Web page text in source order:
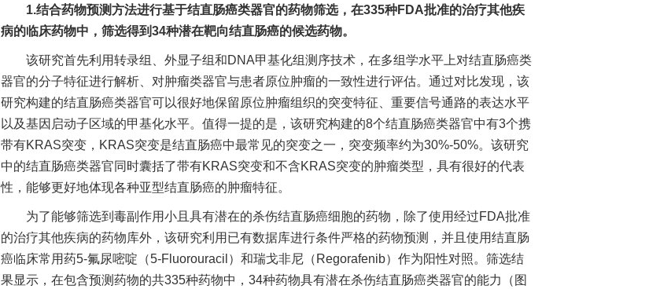
1.结合药物预测方法进行基于结直肠癌类器官的药物筛选，在335种FDA批准的治疗其他疾
病的临床药物中，筛选得到34种潜在靶向结直肠癌的候选药物。
该研究首先利用转录组、外显子组和DNA甲基化组测序技术，在多组学水平上对结直肠癌类
器官的分子特征进行解析、对肿瘤类器官与患者原位肿瘤的一致性进行评估。通过对比发现，该
研究构建的结直肠癌类器官可以很好地保留原位肿瘤组织的突变特征、重要信号通路的表达水平
以及基因启动子区域的甲基化水平。值得一提的是，该研究构建的8个结直肠癌类器官中有3个携
带有KRAS突变，KRAS突变是结直肠癌中最常见的突变之一，突变频率约为30%-50%。该研究
中的结直肠癌类器官同时囊括了带有KRAS突变和不含KRAS突变的肿瘤类型，具有很好的代表
性，能够更好地体现各种亚型结直肠癌的肿瘤特征。
为了能够筛选到毒副作用小且具有潜在的杀伤结直肠癌细胞的药物，除了使用经过FDA批准
的治疗其他疾病的药物库外，该研究利用已有数据库进行条件严格的药物预测，并且使用结直肠
癌临床常用药5-氟尿嘧啶（5-Fluorouracil）和瑞戈非尼（Regorafenib）作为阳性对照。筛选结
果显示，在包含预测药物的共335种药物中，34种药物具有潜在杀伤结直肠癌类器官的能力（图